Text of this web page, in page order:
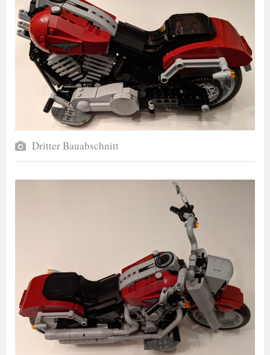
Dritter Bauabschnitt